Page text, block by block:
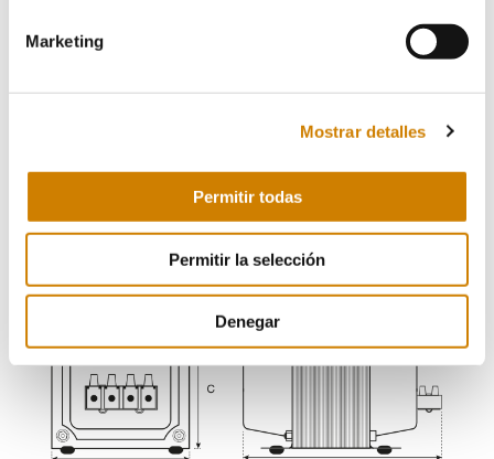
Marketing
Mostrar detalles
Permitir todas
Permitir la selección
Denegar
Tipo B